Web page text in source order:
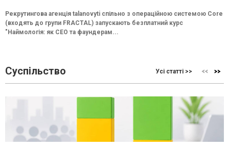
Рекрутингова агенція talanovyti спільно з операційною системою Core
(входять до групи FRACTAL) запускають безплатний курс
"Наймологія: як СEO та фаундерам...
Суспільство Усі статті >>